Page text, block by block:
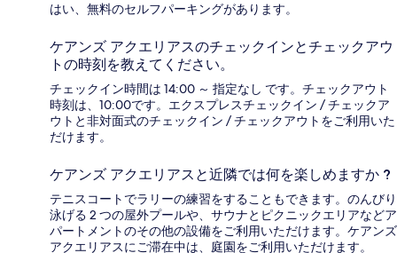
はい、無料のセルフパーキングがあります。
ケアンズ アクエリアスのチェックインとチェックアウ
トの時刻を教えてください。
チェックイン時間は 14:00 ～ 指定なし です。チェックアウト
時刻は、10:00です。エクスプレスチェックイン / チェックア
ウトと非対面式のチェックイン / チェックアウトをご利用いた
だけます。
ケアンズ アクエリアスと近隣では何を楽しめますか ?
テニスコートでラリーの練習をすることもできます。のんびり
泳げる 2 つの屋外プールや、サウナとピクニックエリアなどア
パートメントのその他の設備をご利用いただけます。ケアンズ
アクエリアスにご滞在中は、庭園をご利用いただけます。